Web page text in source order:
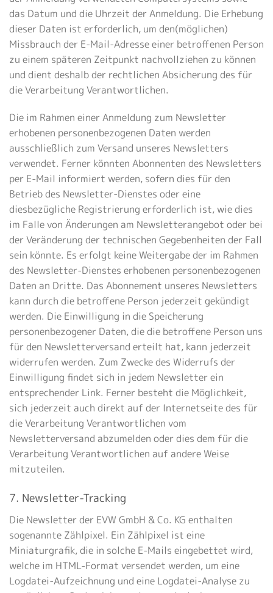
das Datum und die Uhrzeit der Anmeldung. Die Erhebung
dieser Daten ist erforderlich, um den(möglichen)
Missbrauch der E-Mail-Adresse einer betroffenen Person
zu einem späteren Zeitpunkt nachvollziehen zu können
und dient deshalb der rechtlichen Absicherung des für
die Verarbeitung Verantwortlichen.
Die im Rahmen einer Anmeldung zum Newsletter
erhobenen personenbezogenen Daten werden
ausschließlich zum Versand unseres Newsletters
verwendet. Ferner könnten Abonnenten des Newsletters
per E-Mail informiert werden, sofern dies für den
Betrieb des Newsletter-Dienstes oder eine
diesbezügliche Registrierung erforderlich ist, wie dies
im Falle von Änderungen am Newsletterangebot oder bei
der Veränderung der technischen Gegebenheiten der Fall
sein könnte. Es erfolgt keine Weitergabe der im Rahmen
des Newsletter-Dienstes erhobenen personenbezogenen
Daten an Dritte. Das Abonnement unseres Newsletters
kann durch die betroffene Person jederzeit gekündigt
werden. Die Einwilligung in die Speicherung
personenbezogener Daten, die die betroffene Person uns
für den Newsletterversand erteilt hat, kann jederzeit
widerrufen werden. Zum Zwecke des Widerrufs der
Einwilligung findet sich in jedem Newsletter ein
entsprechender Link. Ferner besteht die Möglichkeit,
sich jederzeit auch direkt auf der Internetseite des für
die Verarbeitung Verantwortlichen vom
Newsletterversand abzumelden oder dies dem für die
Verarbeitung Verantwortlichen auf andere Weise
mitzuteilen.
7. Newsletter-Tracking
Die Newsletter der EVW GmbH & Co. KG enthalten
sogenannte Zählpixel. Ein Zählpixel ist eine
Miniaturgrafik, die in solche E-Mails eingebettet wird,
welche im HTML-Format versendet werden, um eine
Logdatei-Aufzeichnung und eine Logdatei-Analyse zu